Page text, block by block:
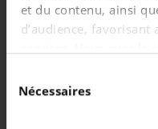
et du contenu, ainsi
d’audience,
services. Vous avez
retirer votre
consultant la
duNécessaires
Sonstiges
BMW Repair
Bremsanlage: M